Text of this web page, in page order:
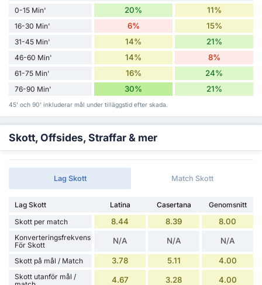
0-15 Min'
20% 11%
16-30 Min' 6% 15%
31-45 Min' 14% 21%
46-60 Min' 14% 8%
61-75 Min' 16% 24%
76-90 Min' 30% 21%
45' och 90' inkluderar mål under tilläggstid efter skada.
Skott, Offsides, Straffar & mer
Lag Skott Match Skott
Lag Skott Latina Casertana
Genomsnitt
Skott per match
8.44 8.39 8.00
Konverteringsfrekvens
För Skott
N/A N/A N/A
Skott på mål / Match 3.78 5.11 4.00
Skott utanför mål /
4.67 3.28 4.00